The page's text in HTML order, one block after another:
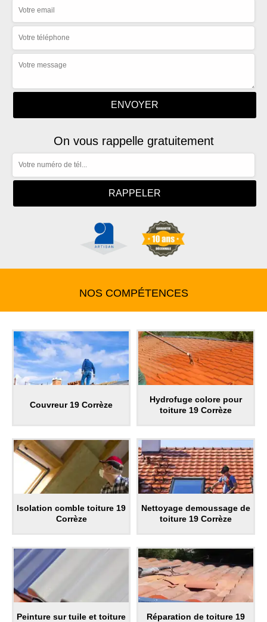
On vous rappelle gratuitement
NOS COMPÉTENCES
Couvreur 19 Corrèze
Hydrofuge colore pour
toiture 19 Corrèze
Isolation comble toiture 19
Corrèze
Nettoyage demoussage de
toiture 19 Corrèze
Peinture sur tuile et toiture
Réparation de toiture 19